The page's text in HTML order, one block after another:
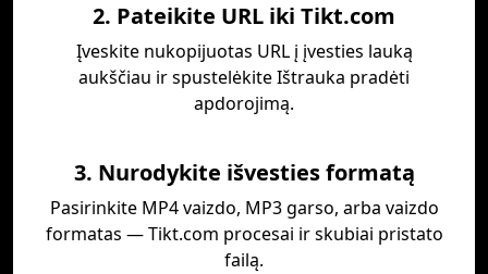
2. Pateikite URL iki Tikt.com
Įveskite nukopijuotas URL į įvesties lauką
aukščiau ir spustelėkite Ištrauka pradėti
apdorojimą.
3. Nurodykite išvesties formatą
Pasirinkite MP4 vaizdo, MP3 garso, arba vaizdo
formatas — Tikt.com procesai ir skubiai pristato
failą.